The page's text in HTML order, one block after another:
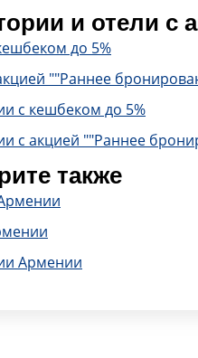
и отели с
до 5%
""Раннее
с кешбеком до 5%
с акцией ""Раннее
также
Армении